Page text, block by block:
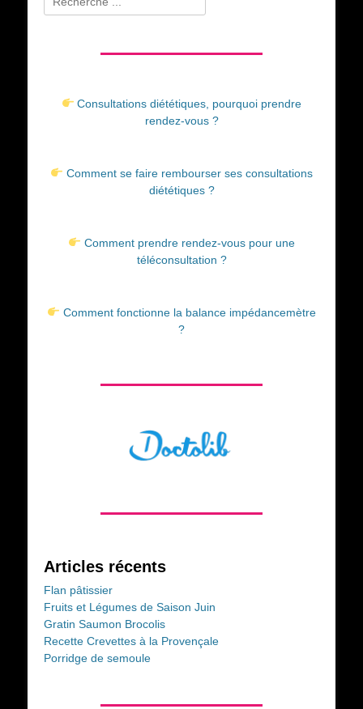
Consultations diététiques, pourquoi prendre
rendez-vous ?
Comment se faire rembourser ses consultations
diététiques ?
Comment prendre rendez-vous pour une
téléconsultation ?
Comment fonctionne la balance impédancemètre
?
Articles récents
Flan pâtissier
Fruits et Légumes de Saison Juin
Gratin Saumon Brocolis
Recette Crevettes à la Provençale
Porridge de semoule